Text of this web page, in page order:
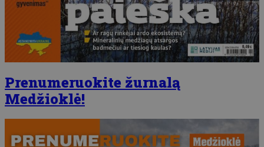
Prenumeruokite žurnalą
Medžioklė!